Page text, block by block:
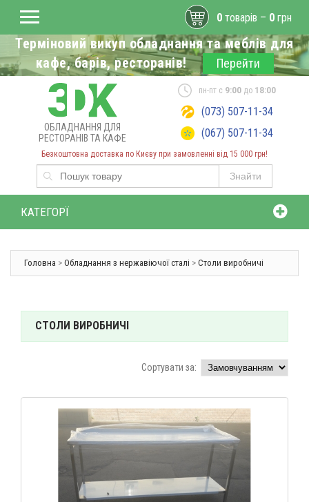
Терміновий викуп обладнання та меблів для
кафе, барів, ресторанів!
Перейти
ОБЛАДНАННЯ ДЛЯ
РЕСТОРАНІВ ТА КАФЕ
Безкоштовна доставка по Києву при замовленні від 15 000 грн!
Знайти
пн-пт с 9:00до 18:00
(073) 507-11-34
(067) 507-11-34
0 товарів – 0 грн
КАТЕГОРЇ
Головна > Обладнання з нержавіючої сталі > Столи виробничі
СТОЛИ ВИРОБНИЧІ
Сортувати за: